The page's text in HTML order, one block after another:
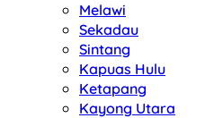
Melawi
Sekadau
Sintang
Kapuas Hulu
Ketapang
Kayong Utara